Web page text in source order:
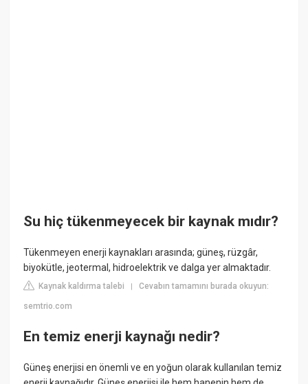
Su hiç tükenmeyecek bir kaynak mıdır?
Tükenmeyen enerji kaynakları arasında; güneş, rüzgâr,
biyokütle, jeotermal, hidroelektrik ve dalga yer almaktadır.
Kaynak kaldırma talebi |Cevabın tamamını burada okuyun:
semtrio.com
En temiz enerji kaynağı nedir?
Güneş enerjisi en önemli ve en yoğun olarak kullanılan temiz